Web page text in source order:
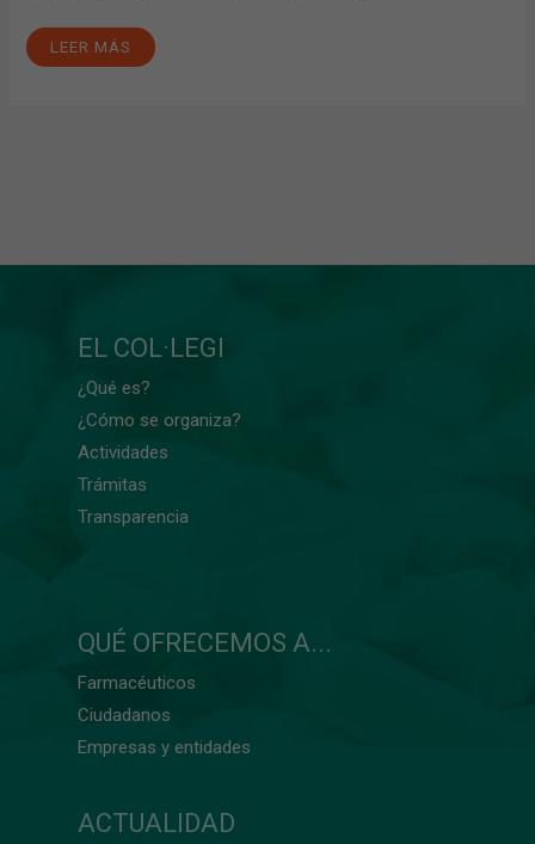
LEER MÁS
EL COL·LEGI
¿Qué es?
¿Cómo se organiza?
Actividades
Trámitas
Transparencia
QUÉ OFRECEMOS A...
Farmacéuticos
Ciudadanos
Empresas y entidades
ACTUALIDAD